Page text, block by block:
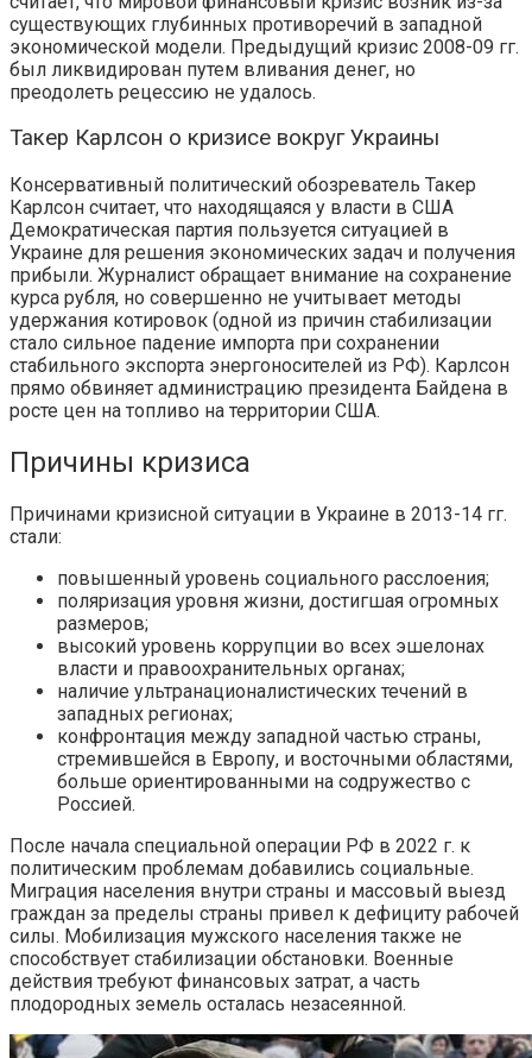
существующих глубинных противоречий в западной
экономической модели. Предыдущий кризис 2008-09 гг.
был ликвидирован путем вливания денег, но
преодолеть рецессию не удалось.
Такер Карлсон о кризисе вокруг Украины
Консервативный политический обозреватель Такер
Карлсон считает, что находящаяся у власти в США
Демократическая партия пользуется ситуацией в
Украине для решения экономических задач и получения
прибыли. Журналист обращает внимание на сохранение
курса рубля, но совершенно не учитывает методы
удержания котировок (одной из причин стабилизации
стало сильное падение импорта при сохранении
стабильного экспорта энергоносителей из РФ). Карлсон
прямо обвиняет администрацию президента Байдена в
росте цен на топливо на территории США.
Причины кризиса
Причинами кризисной ситуации в Украине в 2013-14 гг.
стали:
повышенный уровень социального расслоения;
поляризация уровня жизни, достигшая огромных
размеров;
высокий уровень коррупции во всех эшелонах
власти и правоохранительных органах;
наличие ультранационалистических течений в
западных регионах;
конфронтация между западной частью страны,
стремившейся в Европу, и восточными областями,
больше ориентированными на содружество с
Россией.
После начала специальной операции РФ в 2022 г. к
политическим проблемам добавились социальные.
Миграция населения внутри страны и массовый выезд
граждан за пределы страны привел к дефициту рабочей
силы. Мобилизация мужского населения также не
способствует стабилизации обстановки. Военные
действия требуют финансовых затрат, а часть
плодородных земель осталась незасеянной.